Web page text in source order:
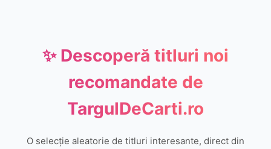
✨ Descoperă titluri noi
recomandate de
TargulDeCarti.ro
O selecție aleatorie de titluri interesante, direct din